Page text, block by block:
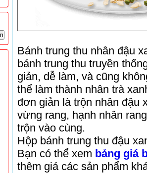
Bánh trung thu nhân đậu
bánh trung thu truyền
giản, dễ làm, và cũng
thể làm thành nhân trà
đơn giản là trộn nhân đậu
vừng rang, hạnh nhân
trộn vào cùng.
Hộp bánh trung thu đậu
Bạn có thể xem bảng giá
thêm giá các sản phẩm